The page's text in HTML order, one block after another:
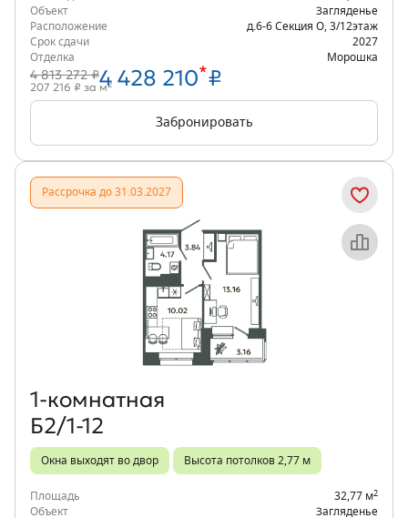
Объект
Загляденье
Расположение
д.6-6 Секция О 3/12этаж
Срок сдачи
2027
Отделка
Морошка
4 813 272 ₽4 428 210*₽
207 216 ₽ за м2
Забронировать
Рассрочка до 31.03.2027
Объект месяца
1‑комнатная
Б2/1-12
Окна выходят во двор Высота потолков 2,77 м
Площадь 32,77 м2
Объект
Загляденье